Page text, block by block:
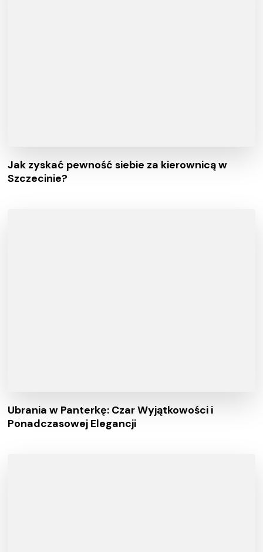
Jak zyskać pewność siebie za kierownicą w
Szczecinie?
Ubrania w Panterkę: Czar Wyjątkowości i
Ponadczasowej Elegancji